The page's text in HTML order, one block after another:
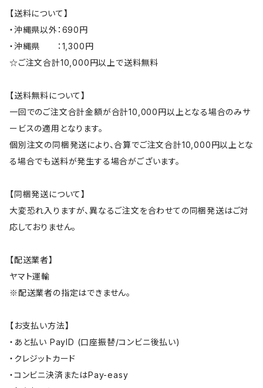
【送料について】
・沖縄県以外：690円
・沖縄県 ：1,300円
☆ご注文合計10,000円以上で送料無料
【送料無料について】
一回でのご注文合計金額が合計10,000円以上となる場合のみサ
ービスの適用となります。
個別注文の同梱発送により、合算でご注文合計10,000円以上とな
る場合でも送料が発生する場合がございます。
【同梱発送について】
大変恐れ入りますが、異なるご注文を合わせての同梱発送はご対
応しておりません。
【配送業者】
ヤマト運輸
※配送業者の指定はできません。
【お支払い方法】
・あと払い PayID (口座振替/コンビニ後払い)
・クレジットカード
・コンビニ決済またはPay-easy